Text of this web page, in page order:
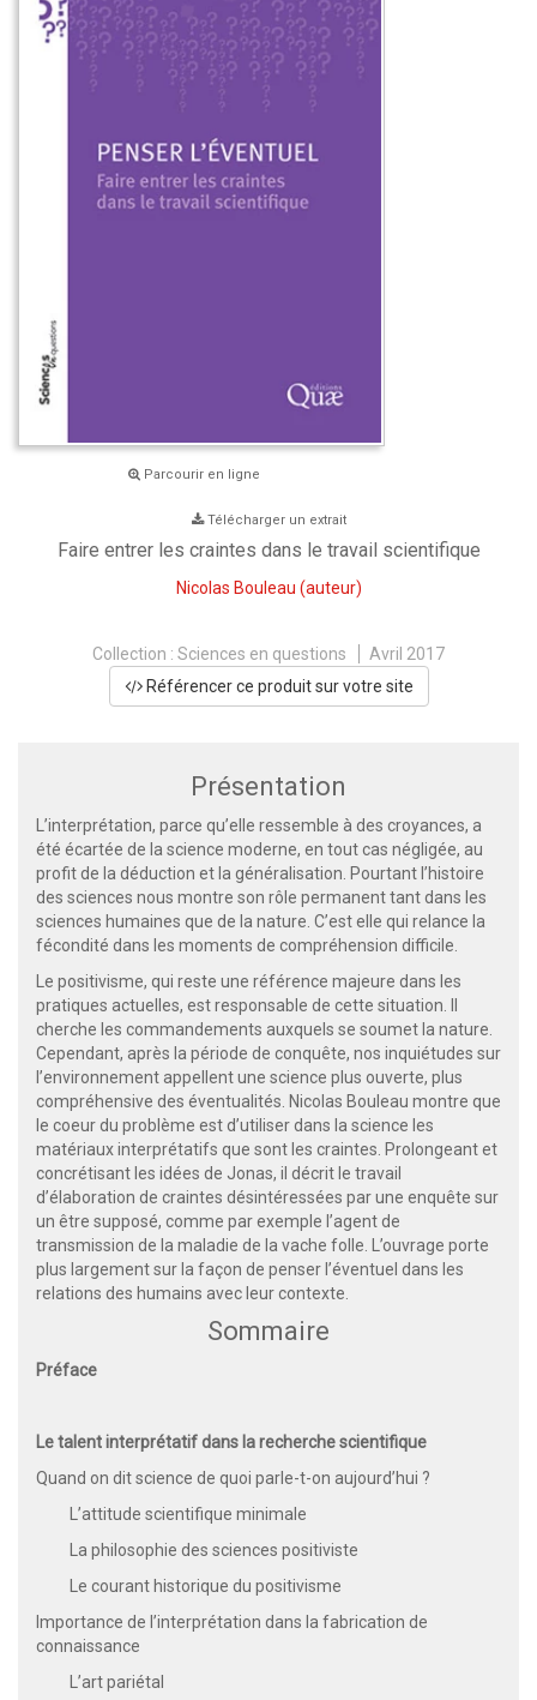
Parcourir en ligne
Télécharger un extrait
Faire entrer les craintes dans le travail scientifique
Nicolas Bouleau (auteur)
Collection : Sciences en questions
Avril 2017
Référencer ce produit sur votre site
Présentation
L’interprétation, parce qu’elle ressemble à des croyances, a
été écartée de la science moderne, en tout cas négligée, au
profit de la déduction et la généralisation. Pourtant l’histoire
des sciences nous montre son rôle permanent tant dans les
sciences humaines que de la nature. C’est elle qui relance la
fécondité dans les moments de compréhension difficile.
Le positivisme, qui reste une référence majeure dans les
pratiques actuelles, est responsable de cette situation. Il
cherche les commandements auxquels se soumet la nature.
Cependant, après la période de conquête, nos inquiétudes sur
l’environnement appellent une science plus ouverte, plus
compréhensive des éventualités. Nicolas Bouleau montre que
le coeur du problème est d’utiliser dans la science les
matériaux interprétatifs que sont les craintes. Prolongeant et
concrétisant les idées de Jonas, il décrit le travail
d’élaboration de craintes désintéressées par une enquête sur
un être supposé, comme par exemple l’agent de
transmission de la maladie de la vache folle. L’ouvrage porte
plus largement sur la façon de penser l’éventuel dans les
relations des humains avec leur contexte.
Sommaire
Préface
Le talent interprétatif dans la recherche scientifique
Quand on dit science de quoi parle-t-on aujourd’hui ?
L’attitude scientifique minimale
La philosophie des sciences positiviste
Le courant historique du positivisme
Importance de l’interprétation dans la fabrication de
connaissance
L’art pariétal